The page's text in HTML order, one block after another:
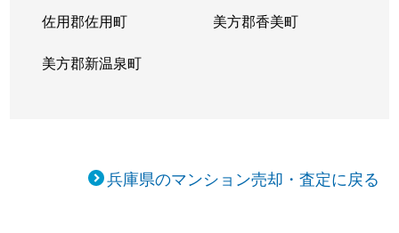
佐用郡佐用町 美方郡香美町
美方郡新温泉町
兵庫県のマンション売却・査定に戻る